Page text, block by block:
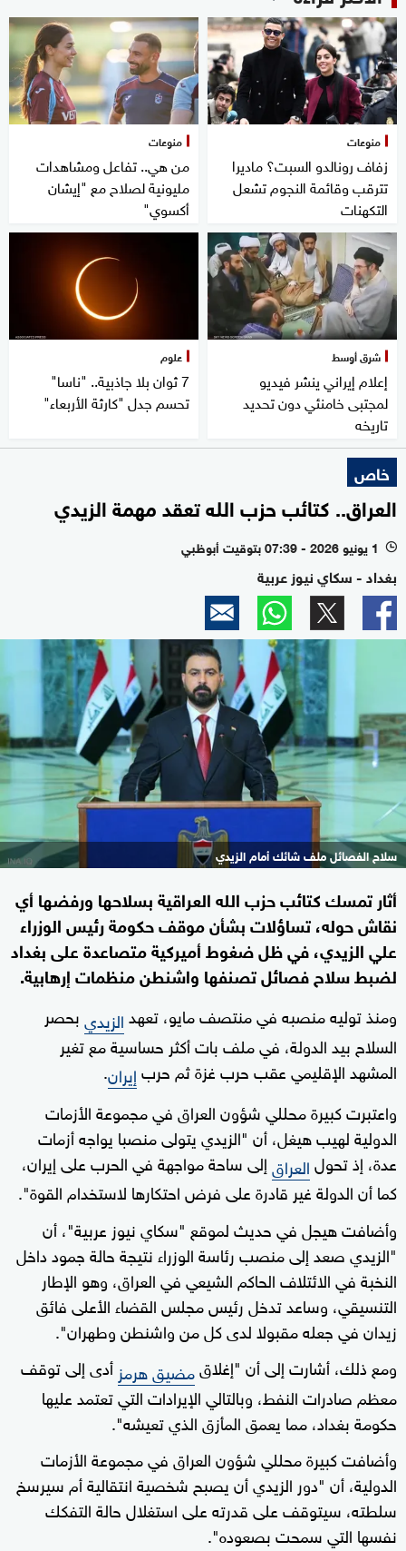
منوعات
زفاف رونالدو السبت؟ ماديرا
تترقب وقائمة النجوم تشعل
التكهنات
منوعات
من هي.. تفاعل ومشاهدات
مليونية لصلاح مع "إيشان
أكسوي"
شرق أوسط
إعلام إيراني ينشر فيديو
لمجتبى خامنئي دون تحديد
تاريخه
علوم
7 ثوان بلا جاذبية.. "ناسا"
تحسم جدل "كارثة الأربعاء"
خاص
العراق.. كتائب حزب الله تعقد مهمة الزيدي
l 1 يونيو 2026 - 07:39 بتوقيت أبوظبي
بغداد - سكاي نيوز عربية
سلاح الفصائل ملف شائك أمام الزيدي
أثار تمسك كتائب حزب الله العراقية بسلاحها ورفضها أي
نقاش حوله، تساؤلات بشأن موقف حكومة رئيس الوزراء
علي الزيدي، في ظل ضغوط أميركية متصاعدة على بغداد
لضبط سلاح فصائل تصنفها واشنطن منظمات إرهابية.
ومنذ توليه منصبه في منتصف مايو، تعهدالزيديبحصر
السلاح بيد الدولة، في ملف بات أكثر حساسية مع تغير
المشهد الإقليمي عقب حرب غزة ثم حربإيران.
واعتبرت كبيرة محللي شؤون العراق في مجموعة الأزمات
الدولية لهيب هيغل، أن "الزيدي يتولى منصبا يواجه أزمات
عدة، إذ تحولالعراقإلى ساحة مواجهة في الحرب على إيران،
كما أن الدولة غير قادرة على فرض احتكارها لاستخدام القوة".
وأضافت هيجل في حديث لموقع "سكاي نيوز عربية"، أن
"الزيدي صعد إلى منصب رئاسة الوزراء نتيجة حالة جمود داخل
النخبة في الائتلاف الحاكم الشيعي في العراق، وهو الإطار
التنسيقي، وساعد تدخل رئيس مجلس القضاء الأعلى فائق
زيدان في جعله مقبولا لدى كل من واشنطن وطهران".
ومع ذلك، أشارت إلى أن "إغلاقمضيق هرمز أدى إلى توقف
معظم صادرات النفط، وبالتالي الإيرادات التي تعتمد عليها
حكومة بغداد، مما يعمق المأزق الذي تعيشه".
وأضافت كبيرة محللي شؤون العراق في مجموعة الأزمات
الدولية، أن "دور الزيدي أن يصبح شخصية انتقالية أم سيرسخ
سلطته، سيتوقف على قدرته على استغلال حالة التفكك
نفسها التي سمحت بصعوده".